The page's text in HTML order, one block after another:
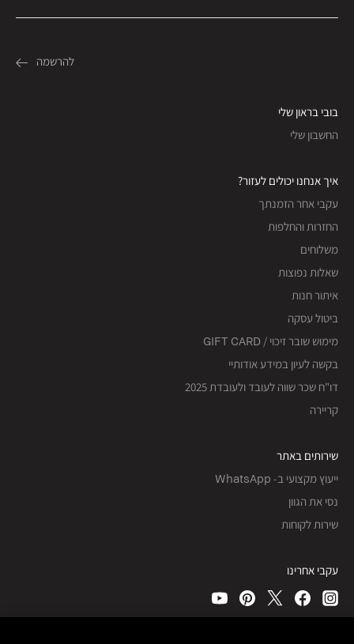
בובי בראון שלי
החשבון שלי
איך אנחנו יכולים לעזור?
עקבי אחר הזמנתך
החזרות והחלפות
משלוחים
שאלות נפוצות
איתור חנות
ביטול עסקה
מימוש שובר זיכוי / GIFT CARD
בקשה לעיון במידע אודותיי
דו"ח שכר שווה לעובד ולעובדת 2025
קריירה
שירותים באתר
ייעוץ מקצועי ב- WhatsApp
נסי את הגוון
שירות לקוחות
עקבי אחרינו